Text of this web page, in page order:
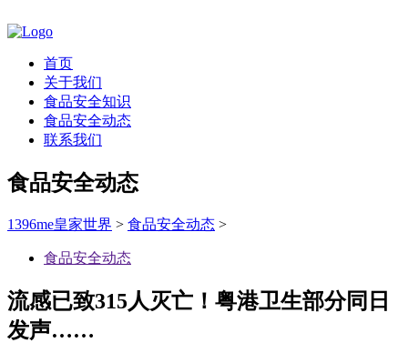
首页
关于我们
食品安全知识
食品安全动态
联系我们
食品安全动态
1396me皇家世界 > 食品安全动态 >
食品安全动态
流感已致315人灭亡！粤港卫生部分同日
发声……